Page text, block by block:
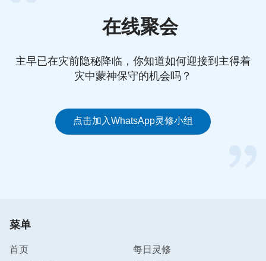
在线聚会
主早已在灾前隐秘降临，你知道如何迎接到主得着
灾中蒙神保守的机会吗？
点击加入WhatsApp灵修小组
菜单
首页
每日灵修